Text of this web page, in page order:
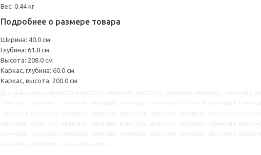
Вес: 0.44 кг
Подробнее о размере товара
Ширина: 40.0 см
Глубина: 61.8 см
Высота: 208.0 см
Каркас, глубина: 60.0 см
Каркас, высота: 200.0 см